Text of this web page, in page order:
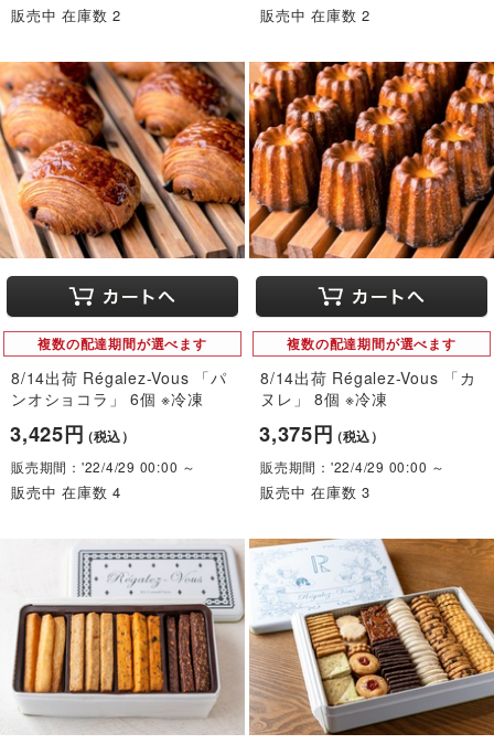
販売中 在庫数 2 販売中 在庫数 2
複数の配達期間が選べます
8/14出荷 Régalez-Vous 「パ
ンオショコラ」 6個 ※冷凍
3,425円（税込）
販売期間：'22/4/29 00:00 ～
販売中 在庫数 4
複数の配達期間が選べます
8/14出荷 Régalez-Vous 「カ
ヌレ」 8個 ※冷凍
3,375円（税込）
販売期間：'22/4/29 00:00 ～
販売中 在庫数 3